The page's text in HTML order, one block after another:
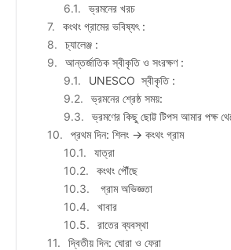
ভ্রমনের খরচ
কংথং গ্রামের ভবিষ্যৎ :
চ্যালেঞ্জ :
আন্তর্জাতিক স্বীকৃতি ও সংরক্ষণ :
UNESCO স্বীকৃতি :
ভ্রমনের শ্রেষ্ঠ সময়:
ভ্রমণের কিছু ছোট্ট টিপস আমার পক্ষ
প্রথম দিন: শিলং → কংথং গ্রাম
যাত্রা
কংথং পৌঁছে
গ্রাম অভিজ্ঞতা
খাবার
রাতের ব্যবস্থা
দ্বিতীয় দিন: ঘোরা ও ফেরা